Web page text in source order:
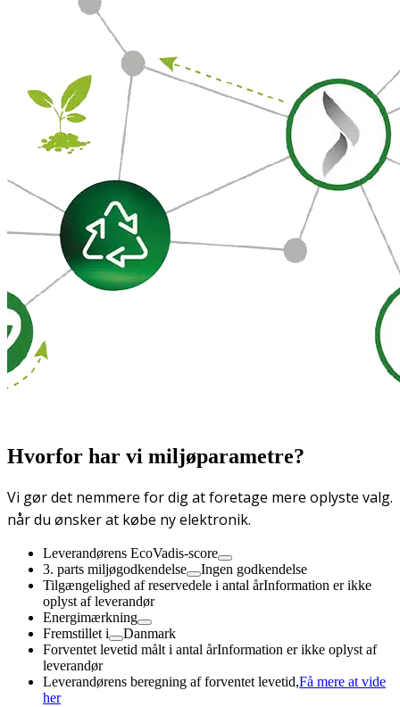
Hvorfor har vi miljøparametre?
Vi gør det nemmere for dig at foretage mere oplyste valg.
når du ønsker at købe ny elektronik.
Leverandørens EcoVadis-score
3. parts miljøgodkendelse
Ingen godkendelse
Tilgængelighed af reservedele i antal årInformation er ikke
oplyst af leverandør
Energimærkning
Fremstillet i
Danmark
Forventet levetid målt i antal årInformation er ikke oplyst af
leverandør
Leverandørens beregning af forventet levetid,Få mere at vide
her